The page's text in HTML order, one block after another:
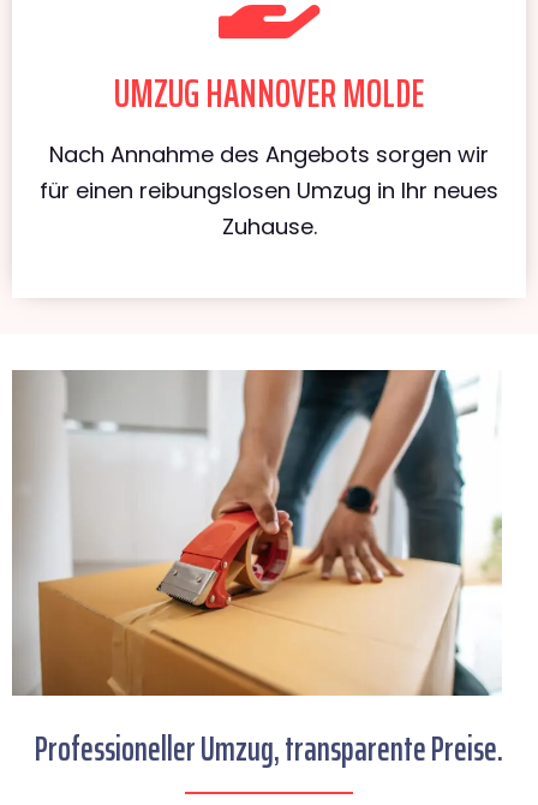
UMZUG HANNOVER MOLDE
Nach Annahme des Angebots sorgen wir
für einen reibungslosen Umzug in Ihr neues
Zuhause.
Professioneller Umzug, transparente Preise.